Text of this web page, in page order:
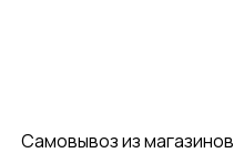
Самовывоз из магазинов